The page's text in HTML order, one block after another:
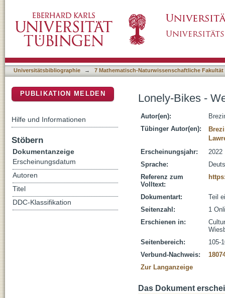
Universitätsbibliographie → 7 Mathematisch-Naturwissenschaftliche Fakultät
Lonely-Bikes -
Autor(en):
Tübinger Autor(en):
Erscheinungsjahr:
2022
Sprache:
Referenz zum
Volltext:
Dokumentart:
Teil
Seitenzahl:
1
Erschienen in:
Seitenbereich:
105-
Verbund-Nachweis:
Zur Langanzeige
Das Dokument
PUBLIKATION MELDEN
Hilfe und Informationen
Stöbern
Dokumentanzeige
Erscheinungsdatum
Autoren
Titel
DDC-Klassifikation